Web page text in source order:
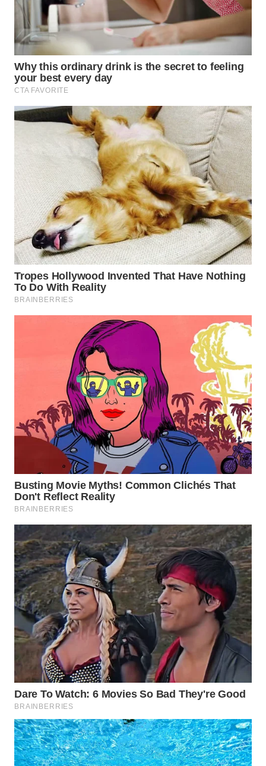
WN
KUNINGAN
WN
MAJALENGKA
WN
SUBANG
SUKABUMI
WN
PURWAKARTA
WN
PRIANGAN
TIMUR
WN
SEMARANG
BOROBUDUR
WN
MADURA
SURABAYA
WN
WN
BINTAN
WN
MANDALIKA
WN
LIKUPANG
WN
LABUANBAJO
WN
BORNEO